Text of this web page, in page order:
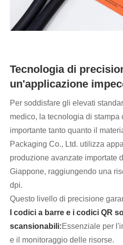
Tecnologia di
un'applicazione
Per soddisfare gli elevati
medico, la tecnologia di stampa
importante tanto quanto il
Packaging Co., Ltd. utilizza
produzione avanzate importate
Giappone, raggiungendo una
dpi.
Questo livello di precisione
I codici a barre e i codici QR
scansionabili:Essenziale per
e il monitoraggio delle risorse.